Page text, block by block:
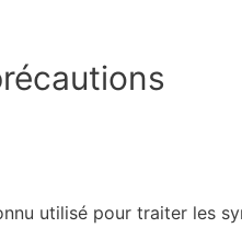
utilisé pour traiter les